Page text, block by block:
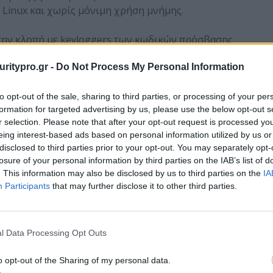
- Do Not Process My Personal Information
opt-out of the sale, sharing to third parties, or processing of your
for targeted advertising by us, please use the below opt-out
selection. Please note that after your opt-out request is processed
interest-based ads based on personal information utilized by us
to third parties prior to your opt-out. You may separately
of your personal information by third parties on the IAB’s list of
This information may also be disclosed by us to third parties on the
Participants that may further disclose it to other third parties.
Data Processing Opt Outs
opt-out of the Sharing of my personal data.
και χωρίς μόνιμη χρήση μνήμης.
κλοπή με keyloggers των κωδικών πρόσβασης
εισαχθεί μέσω του πληκτρολογίου.
τα αρχεία από αδιάκριτα βλέμματα.
αρχεία για πάντα, διασφαλίζοντας ότι κανένας
δεδομένα ή προγράμματα.
τα οποία τις έχουν τοποθετήσει σε ηγετική
antivirus που προστατεύει ενάντια σε όλους
με ασφάλεια WiFi ώστε να μπλοκάρει τους
το εμβόλιο προστασίας για USB συσκευές;
προσωπικά δεδομένα; αντίγραφα ασφάλειας,
την απόδοση του συστήματος.
αγορά από το ηλεκτρονικό κατάστημα της Panda